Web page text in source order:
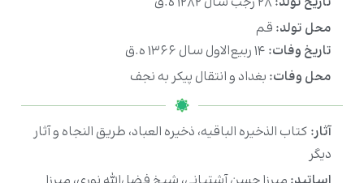
محل تولد: قم
تاریخ وفات: ۱۴ ربیع‌الاول سال ۱۳۶۶ ه.ق
محل وفات: بغداد و انتقال پیکر به نجف
آثار: کتاب الذخیره الباقیه، ذخیره العباد، طریق النجاه و آثار
دیگر